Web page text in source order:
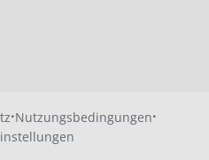
·Nutzungsbedingungen·